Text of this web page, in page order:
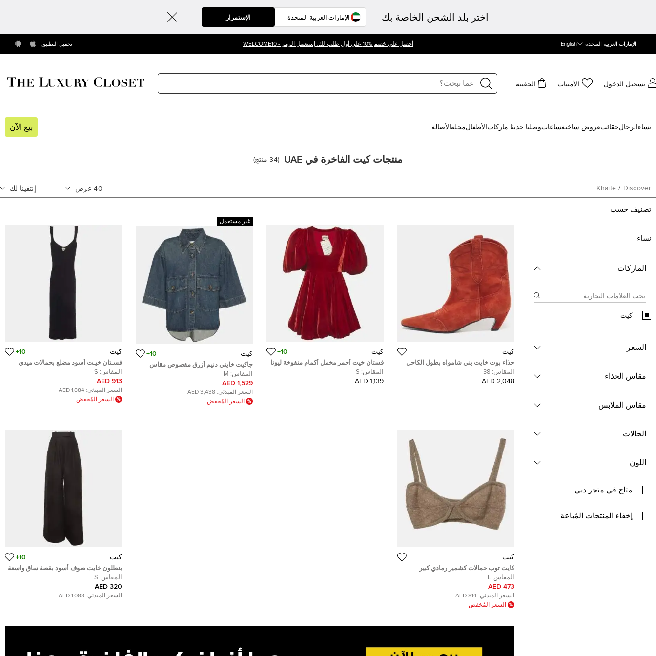
اختر بلد الشحن الخاصة بك الإستمرار
الإمارات العربية المتحدة English أحصل على خصم %10 على أول طلب لك. إستعمل الرمز - WELCOME10 تحميل التطبيق
تسجيل الدخول الأمنيات الحقيبة
نساء الرجالحقائب‍عروض ساخنة‍ساعات‍وصلنا حديثا ‍ ماركات الأطفالمجلة الأصالة بيع الآن
منتجات كيت الفاخرة في UAE (
34 منتج)
Discover
/
Khaite
40 عرض إنتقينا لك
تصنيف حسب
نساء
الماركات
كيت
السعر
مقاس الحذاء
مقاس الملابس
الحالات
اللون
متاح في متجر دبي
إخفاء المنتجات المُباعة
كيت
حذاء بوت خايت بني شامواه بطول الكاحل
مقاس 38
المقاس: 38
2,048 AED
كيت 10+
فستان خيت أحمر مخمل أكمام منفوخة ليونا
قصير مقاس صغير
المقاس: S
1,139 AED
غير مستعمل
كيت 10+
جاكيت خايتي دنيم أزرق مقصوص مقاس
متوسط (ميديام)
المقاس: M
1,529 AED
السعر المبدئي: 3,438 AED
السعر المُخفض
كيت 10+
فسـتان خيـت أسود مضلع بحمالات ميدي
مقاس صغير
المقاس: S
913 AED
السعر المبدئي: 1,884 AED
السعر المُخفض
كيت
كايت توب حمالات كشمير رمادي كبير
المقاس: L
473 AED
السعر المبدئي: 814 AED
السعر المُخفض
كيت 10+
بنطلون خايت صوف أسود بقصة ساق واسعة
مقاس صغير - سمول
المقاس: S
320 AED
السعر المبدئي: 1,088 AED